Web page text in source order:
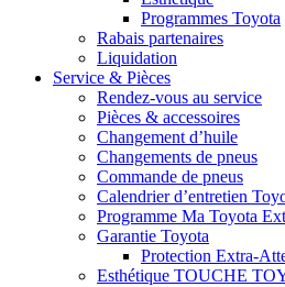
Programmes Toyota
Rabais partenaires
Liquidation
Service & Pièces
Rendez-vous au service
Pièces & accessoires
Changement d’huile
Changements de pneus
Commande de pneus
Calendrier d’entretien
Programme Ma Toyota
Garantie Toyota
Protection Extra-
Esthétique TOUCHE